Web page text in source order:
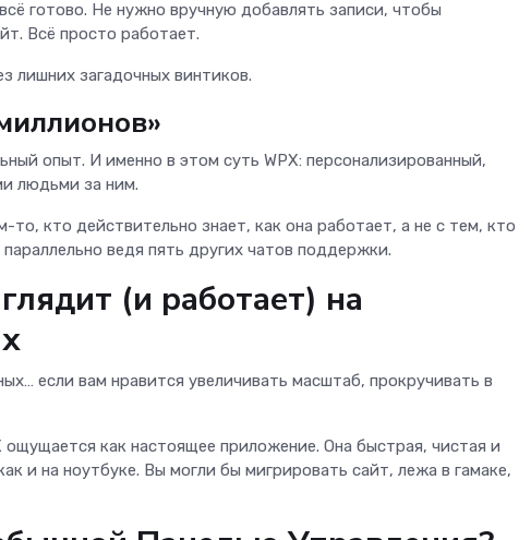
готово. Не нужно вручную добавлять записи, чтобы
Всё просто работает.
лишних загадочных винтиков.
опыт. И именно в этом суть WPX: персонализированный,
людьми за ним.
кто действительно знает, как она работает, а не с тем, кто
ведя пять других чатов поддержки.
(и работает) на
если вам нравится увеличивать масштаб, прокручивать в
ощущается как настоящее приложение. Она быстрая, чистая и
и на ноутбуке. Вы могли бы мигрировать сайт, лежа в гамаке,